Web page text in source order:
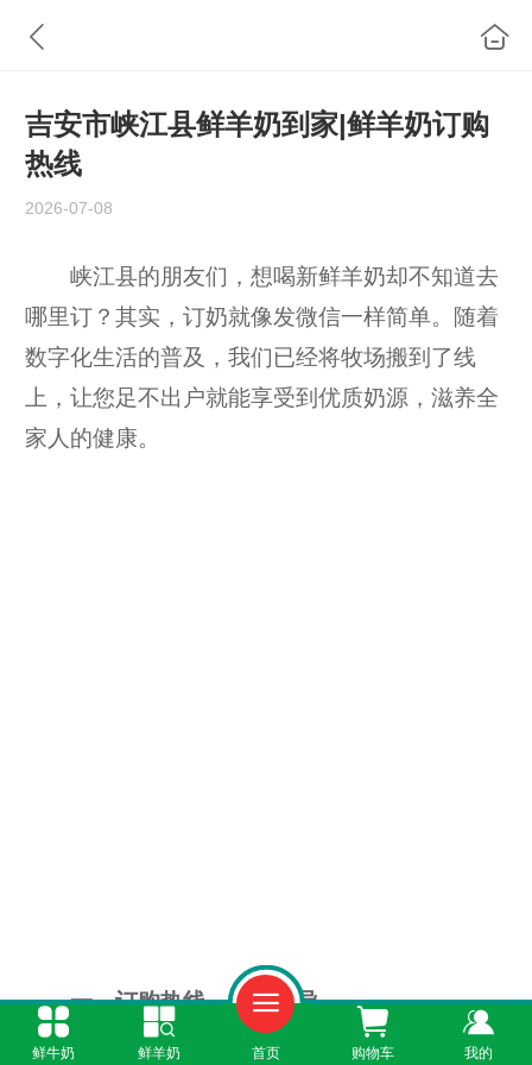
吉安市峡江县鲜羊奶到家|鲜羊奶订购
热线
2026-07-08
峡江县的朋友们，想喝新鲜羊奶却不知道去
哪里订？其实，订奶就像发微信一样简单。随着
数字化生活的普及，我们已经将牧场搬到了线
上，让您足不出户就能享受到优质奶源，滋养全
家人的健康。
一、订购热线，专业指导
鲜牛奶 鲜羊奶 首页 购物车 我的